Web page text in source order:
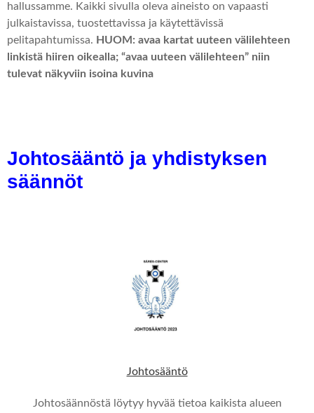
hallussamme. Kaikki sivulla oleva aineisto on vapaasti
julkaistavissa, tuostettavissa ja käytettävissä
pelitapahtumissa. HUOM: avaa kartat uuteen välilehteen
linkistä hiiren oikealla; “avaa uuteen välilehteen” niin
tulevat näkyviin isoina kuvina
Johtosääntö ja yhdistyksen
säännöt
Johtosääntö
Johtosäännöstä löytyy hyvää tietoa kaikista alueen